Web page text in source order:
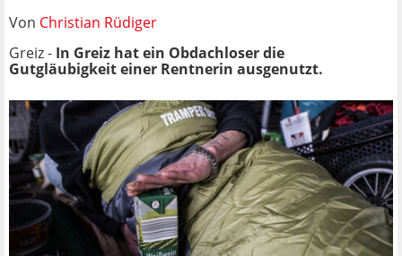
Von Christian Rüdiger
Greiz - In Greiz hat ein Obdachloser die
Gutgläubigkeit einer Rentnerin ausgenutzt.